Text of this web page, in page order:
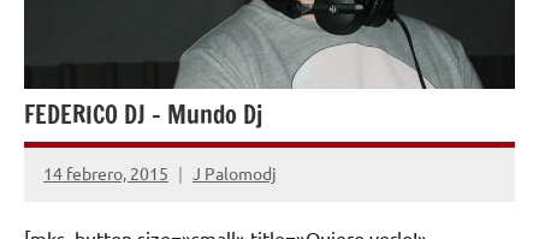
FEDERICO DJ – Mundo Dj
14 febrero, 2015 J Palomodj
No